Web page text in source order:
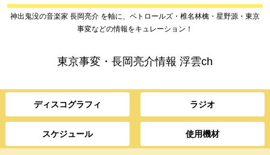
神出鬼没の音楽家 長岡亮介 を軸に、ペトロールズ・椎名林檎・星野源・東京
事変などの情報をキュレーション！
東京事変・長岡亮介情報 浮雲ch
ディスコグラフィ ラジオ
スケジュール 使用機材